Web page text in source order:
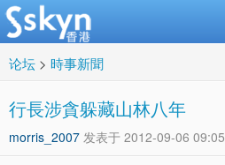
论坛 > 時事新聞
行長涉貪躲藏山林八年
morris_2007 发表于 2012-09-06 09:05